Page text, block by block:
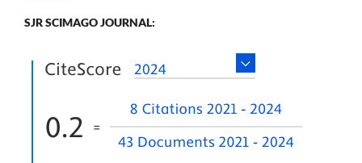
SJR SCIMAGO JOURNAL: